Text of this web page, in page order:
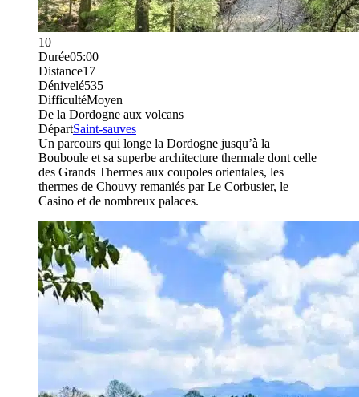
10
Durée05:00
Distance17
Dénivelé535
DifficultéMoyen
De la Dordogne aux volcans
DépartSaint-sauves
Un parcours qui longe la Dordogne jusqu’à la
Bouboule et sa superbe architecture thermale dont celle
des Grands Thermes aux coupoles orientales, les
thermes de Chouvy remaniés par Le Corbusier, le
Casino et de nombreux palaces.